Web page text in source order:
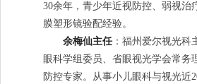
30余年，青少年近视防控、弱视治
膜塑形镜验配经验。
余梅仙主任 ：福州爱尔视光科
眼科学组委员、省眼视光学会常务
防控专家。从事小儿眼科与视光近